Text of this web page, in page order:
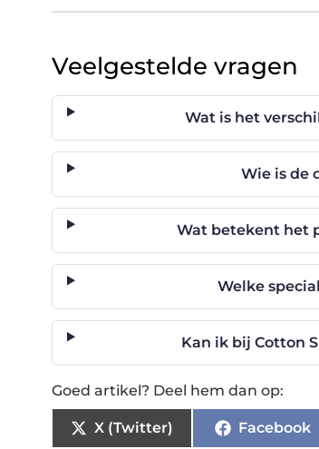
Veelgestelde vragen
Wat is het
Wie is de
Wat betekent het
Welke
Kan ik bij Cotton
Goed artikel? Deel hem dan op:
X (Twitter) Facebook